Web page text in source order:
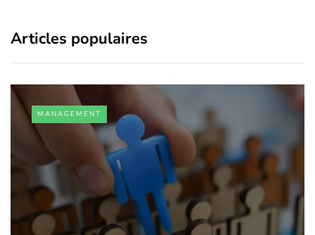
Articles populaires
MANAGEMENT